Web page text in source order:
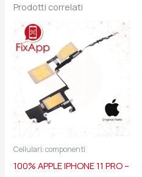
Prodotti correlati
Cellulari: componenti
100% APPLE IPHONE 11 PRO –